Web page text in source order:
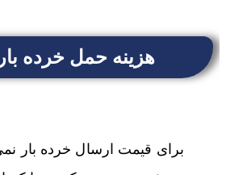
هزینه حمل خرده
برای قیمت ارسال خرده بار